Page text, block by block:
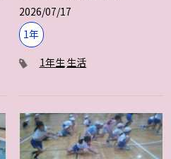
2026/07/17
1年
1年生 生活